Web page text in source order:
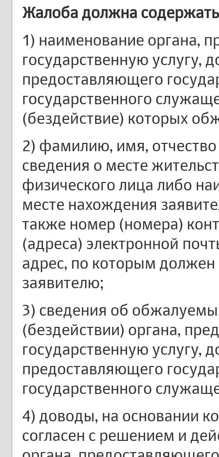
Жалоба должна
1) наименование органа,
государственную услугу,
предоставляющего
государственного
(бездействие) которых
2) фамилию, имя,
сведения о месте
физического лица либо
месте нахождения
также номер (номера)
(адреса) электронной
адрес, по которым должен
заявителю;
3) сведения об
(бездействии) органа,
государственную услугу,
предоставляющего
государственного
4) доводы, на основании
согласен с решением и